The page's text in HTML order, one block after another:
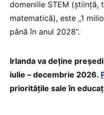
domeniile STEM (știință,
matematică), este „1
până în anul 2028”.
Irlanda va deține
iulie – decembrie 2026.
prioritățile sale în